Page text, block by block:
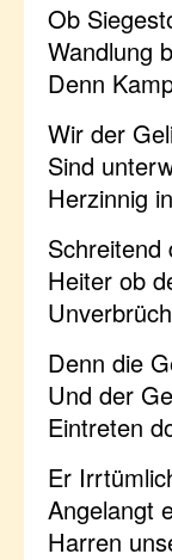
Ob
Wandlung
Denn
Wir der
Sind
Herzinnig
Schreitend
Heiter ob
Denn die
Und der
Eintreten
Er
Angelangt
Harren